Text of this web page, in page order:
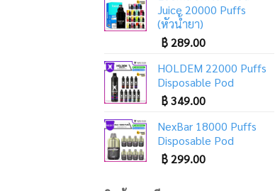
Juice 20000 Puffs
(หัวน้ำยา)
฿289.00
HOLDEM 22000 Puffs
Disposable Pod
฿349.00
NexBar 18000 Puffs
Disposable Pod
฿299.00